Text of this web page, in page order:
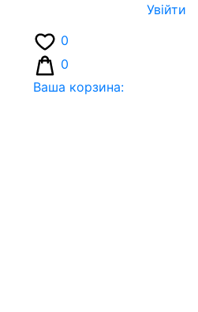
Увiйти
0
0
Ваша корзина: